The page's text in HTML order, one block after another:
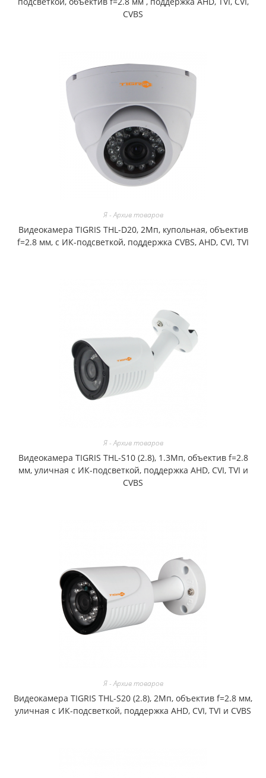
CVBS
Я - Архив товаров
Видеокамера TIGRIS THL-D20, 2Мп, купольная, объектив
f=2.8 мм, с ИК-подсветкой, поддержка CVBS, AHD, CVI, TVI
Я - Архив товаров
Видеокамера TIGRIS THL-S10 (2.8), 1.3Мп, объектив f=2.8
мм, уличная с ИК-подсветкой, поддержка AHD, CVI, TVI и
CVBS
Я - Архив товаров
Видеокамера TIGRIS THL-S20 (2.8), 2Мп, объектив f=2.8 мм,
уличная с ИК-подсветкой, поддержка AHD, CVI, TVI и CVBS